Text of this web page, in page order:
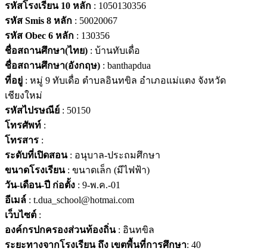
รหัสโรงเรียน 10 หลัก : 1050130356
รหัส Smis 8 หลัก : 50020067
รหัส Obec 6 หลัก : 130356
ชื่อสถานศึกษา(ไทย) : บ้านทับเดื่อ
ชื่อสถานศึกษา(อังกฤษ) : banthapdua
ที่อยู่ : หมู่ 9 ทับเดื่อ ตำบลอินทขิล อำเภอแม่แตง จังหวัด
เชียงใหม่
รหัสไปรษณีย์ : 50150
โทรศัพท์ :
โทรสาร :
ระดับที่เปิดสอน: อนุบาล-ประถมศึกษา
ขนาดโรงเรียน: ขนาดเล็ก (มีไฟฟ้า)
วัน-เดือน-ปี ก่อตั้ง : 9-พ.ค.-01
อีเมล์ : t.dua_school@hotmai.com
เว็บไซต์ :
องค์กรปกครองส่วนท้องถิ่น: อินทขิล
ระยะทางจากโรงเรียน ถึง เขตพื้นที่การศึกษา: 40